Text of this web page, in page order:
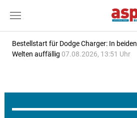
Bestellstart für Dodge Charger: In beiden
Welten auffällig 07.08.2026, 13:51 Uhr